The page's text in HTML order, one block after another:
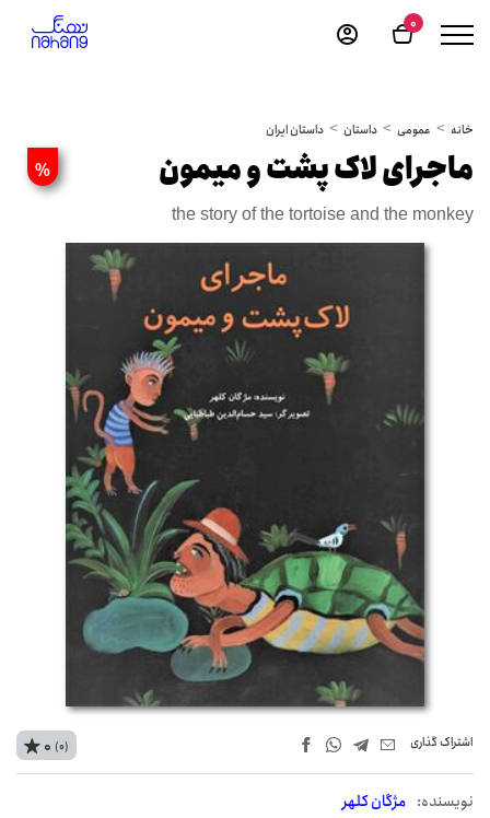
0
خانه عمومی داستان داستان ایران
% ماجرای لاک پشت و میمون
the story of the tortoise and the monkey
اشتراک‌ گذاری
نويسنده: مژگان کلهر
0 (0)